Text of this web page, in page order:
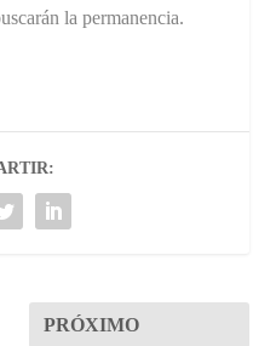
la permanencia.
PRÓXIMO